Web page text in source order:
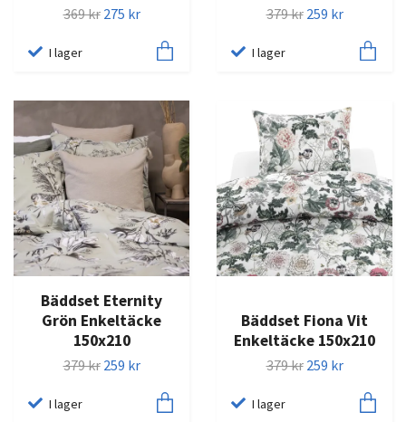
369 kr 275 kr
I lager
379 kr 259 kr
I lager
Bäddset Eternity
Grön Enkeltäcke
150x210
379 kr 259 kr
I lager
Bäddset Fiona Vit
Enkeltäcke 150x210
379 kr 259 kr
I lager